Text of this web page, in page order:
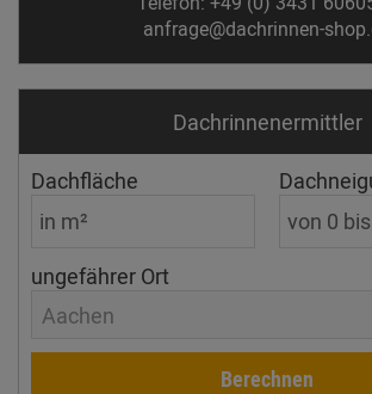
anfrage@dachrinnen-
Dachrinnen­ermittler
Dachfläche
ungefährer Ort
Aachen
Berechnen